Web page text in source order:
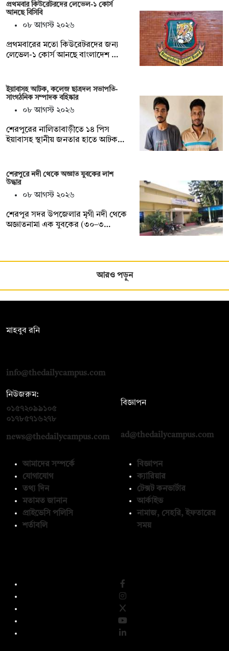
প্রথমবার কিউরেটরদের লেভেল-১ কোর্স
আনছে বিসিবি
০৮ আগস্ট ২০২৬
প্রথমবারের মতো কিউরেটরদের জন্য
লেভেল-১ কোর্স আনছে বাংলাদেশ …
ইয়াবাসহ আটক, কলেজ ছাত্রদল সভাপতি-
সাংগঠনিক সম্পাদক বহিষ্কার
০৮ আগস্ট ২০২৬
শেরপুরের নালিতাবাড়ীতে ১৪ পিস
ইয়াবাসহ স্থানীয় জনতার হাতে আটক…
শেরপুরে নদী থেকে অজ্ঞাত যুবকের লাশ
উদ্ধার
০৮ আগস্ট ২০২৬
শেরপুর সদর উপজেলার মৃগী নদী থেকে
অজ্ঞাতনামা এক যুবকের (৩০–৩…
আরও পড়ুন
মাহবুব রনি
info@thedailycampus.com
নিউজরুম:
০১৫৭২০৯৯১০৫
০১৭৮৫৭১৬২৭৮
news@thedailycampus.com
বিজ্ঞাপন
ad@thedailycampus.com
আমাদের সম্পর্কে
যোগাযোগ
তথ্য দিন
মতামত জানান
প্রাইভেসি পলিসি
শর্তাবলি
বিজ্ঞাপন
ক্যারিয়ার
টেক্সট কনভার্টার
আর্কাইভ
নামাজ, সেহরি, ইফতারের
সময়